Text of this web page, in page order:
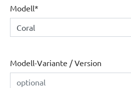
Modell*
Modell-Variante / Version